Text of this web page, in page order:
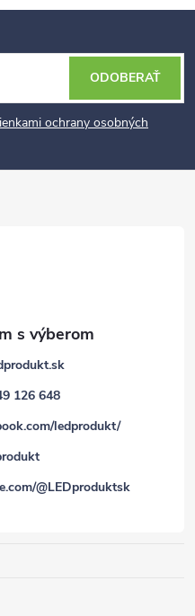
ochrany osobných
ODOBERAŤ
126 648
ledprodukt/
@LEDproduktsk